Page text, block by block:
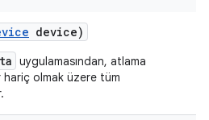
device)
uygulamasından, atlama
olmak üzere tüm